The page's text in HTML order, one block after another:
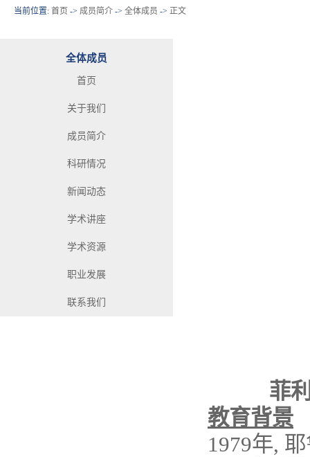
当前位置: 首页 -> 成员简介 -> 全体成员 -> 正文
全体成员
首页
关于我们
成员简介
科研情况
新闻动态
学术讲座
学术资源
职业发展
联系我们
菲
教育背景
1979年,